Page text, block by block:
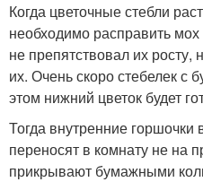
Когда цветочные стебли
необходимо расправить мох
не препятствовал их
их. Очень скоро стебелек с
этом нижний цветок будет
Тогда внутренние
переносят в комнату не на
прикрывают бумажными